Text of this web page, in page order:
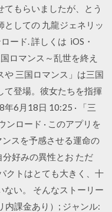
もらいましたが、とう
としての 九龍ジェネリッ
ード. 詳しくは iOS・
ロマンス～乱世を終え
や 三国ロマンス」は三国
て登場。彼女たちを指揮
6月18日 10:25 · 「三
ロード · このアプリを
スを予感させる運命の
好みの異性とお ただ
クトはとても大きく、十
い。 そんなストーリー
内課金あり）; ジャンル: